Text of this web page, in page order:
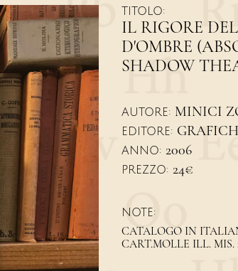
TITOLO:
IL RIGORE
D'OMBRE
SHADOW
AUTORE: MINICI
EDITORE:
ANNO: 2006
PREZZO: 24€
NOTE:
CATALOGO IN
CART.MOLLE ILL. MIS.